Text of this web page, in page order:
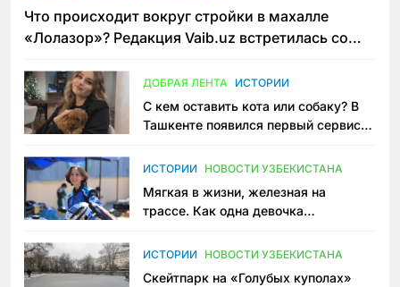
Что происходит вокруг стройки в махалле
«Лолазор»? Редакция Vaib.uz встретилась со
ДОБРАЯ ЛЕНТА ИСТОРИИ
С кем оставить кота или собаку? В
Ташкенте появился первый сервис
ИСТОРИИ НОВОСТИ УЗБЕКИСТАНА
Мягкая в жизни, железная на
трассе. Как одна девочка
Узбекистане
ИСТОРИИ НОВОСТИ УЗБЕКИСТАНА
Скейтпарк на «Голубых куполах»